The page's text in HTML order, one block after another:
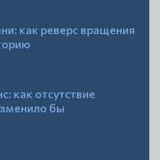
как реверс вращения
как отсутствие
бы